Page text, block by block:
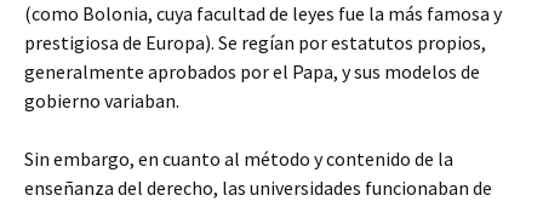
(como Bolonia, cuya facultad de leyes fue la más famosa y
prestigiosa de Europa). Se regían por estatutos propios,
generalmente aprobados por el Papa, y sus modelos de
gobierno variaban.
Sin embargo, en cuanto al método y contenido de la
enseñanza del derecho, las universidades funcionaban de